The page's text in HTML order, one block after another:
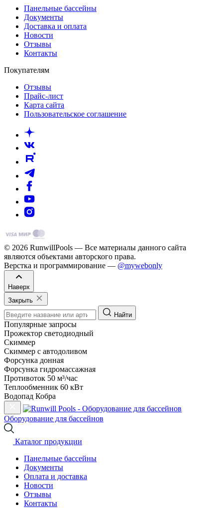
Панельные бассейны
Документы
Доставка и оплата
Новости
Отзывы
Контакты
Покупателям
Отзывы
Прайс-лист
Карта сайта
Пользовательское соглашение
© 2026 RunwillPools — Все материалы данного сайта
являются объектами авторского права.
Верстка и программирование — @mywebonly
Наверх
Закрыть
Найти
Популярные запросы
Прожектор светодиодный
Скиммер
Скиммер с автодоливом
Форсунка донная
Форсунка гидромассажная
Противоток 50 м³/час
Теплообменник 60 кВт
Водопад Кобра
Оборудование для бассейнов
Каталог продукции
Панельные бассейны
Документы
Оплата и доставка
Новости
Отзывы
Контакты